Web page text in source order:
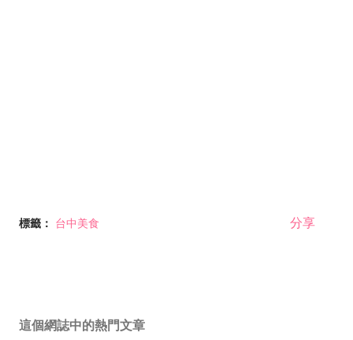
標籤： 台中美食 分享
這個網誌中的熱門文章